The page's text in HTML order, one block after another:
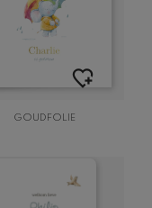
GOUDFOLIE